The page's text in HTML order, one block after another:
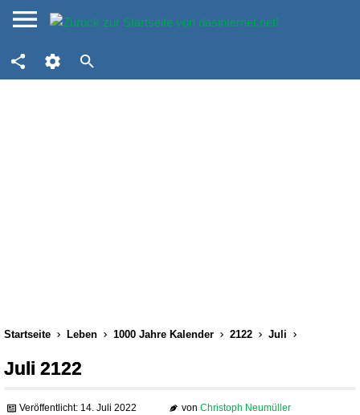
Startseite Leben 1000 Jahre Kalender 2122 Juli
Juli 2122
Veröffentlicht: 14. Juli 2022 von Christoph Neumüller